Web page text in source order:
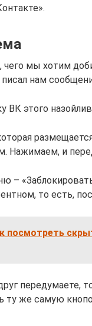
чего мы хотим
нам
ВК этого
Нажимаем, и
–
то есть,
посмотреть
передумаете,
ту же самую